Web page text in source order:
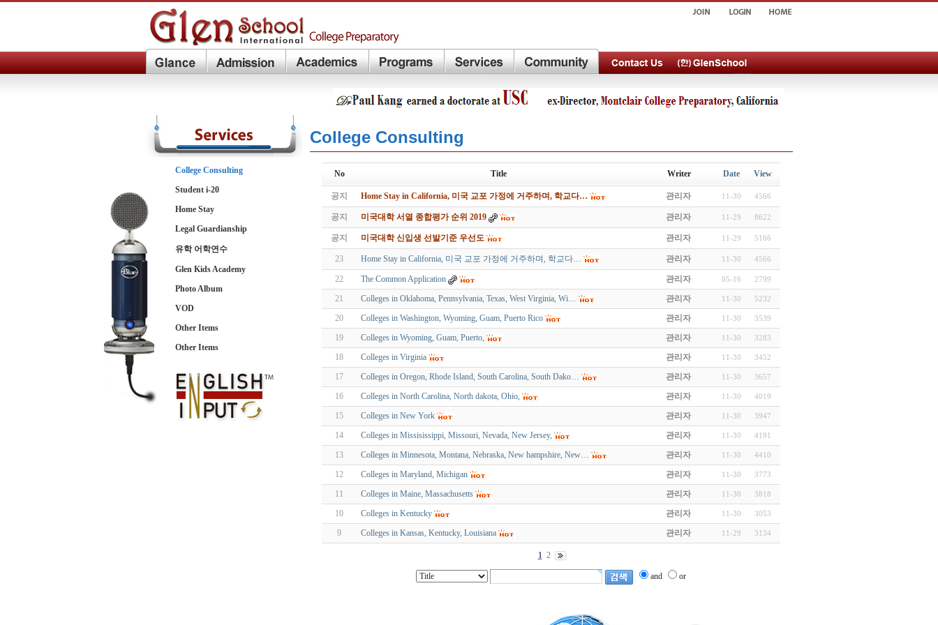
College Consulting
Student i-20
Home Stay
Legal Guardianship
유학 어학연수
Glen Kids Academy
Photo Album
VOD
Other Items
Other Items
College Consulting
No Title Writer Date View
공지 Home Stay in California, 미국 교포 가정에 거주하며, 학교다… 관리자 11-30 4566
공지 미국대학 서열 종합평가 순위 2019 관리자 11-29 8622
공지 미국대학 신입생 선발기준 우선도 관리자 11-29 5166
23 Home Stay in California, 미국 교포 가정에 거주하며, 학교다… 관리자 11-30 4566
22 The Common Application 관리자 05-16 2799
21 Colleges in Oklahoma, Pennsylvania, Texas, West Virginia, Wi… 관리자 11-30 5232
20 Colleges in Washington, Wyoming, Guam, Puerto Rico 관리자 11-30 3539
19 Colleges in Wyoming, Guam, Puerto, 관리자 11-30 3283
18 Colleges in Virginia 관리자 11-30 3452
17 Colleges in Oregon, Rhode Island, South Carolina, South Dako… 관리자 11-30 3657
16 Colleges in North Carolina, North dakota, Ohio, 관리자 11-30 4019
15 Colleges in New York 관리자 11-30 3947
14 Colleges in Missisissippi, Missouri, Nevada, New Jersey, 관리자 11-30 4191
13 Colleges in Minnesota, Montana, Nebraska, New hampshire, New… 관리자 11-30 4410
12 Colleges in Maryland, Michigan 관리자 11-30 3773
11 Colleges in Maine, Massachusetts 관리자 11-30 3818
10 Colleges in Kentucky 관리자 11-30 3053
9 Colleges in Kansas, Kentucky, Louisiana 관리자 11-29 3134
1 2
and or